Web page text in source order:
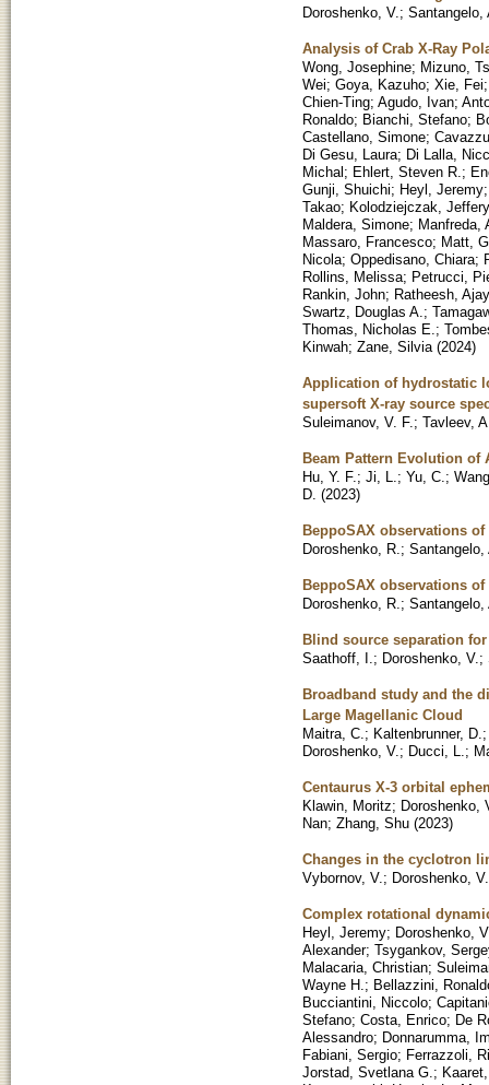
Doroshenko, V. ; Santangelo,
Analysis of Crab X-Ray
Wong, Josephine; Mizuno,
Wei; Goya, Kazuho; Xie, Fei
Chien-Ting; Agudo, Ivan;
Ronaldo; Bianchi, Stefano;
Castellano, Simone;
Di Gesu, Laura; Di Lalla,
Michal; Ehlert, Steven R. ;
Gunji, Shuichi; Heyl, Jeremy
Takao; Kolodziejczak,
Maldera, Simone; Manfreda,
Massaro, Francesco; Matt,
Nicola; Oppedisano, Chiara;
Rollins, Melissa; Petrucci,
Rankin, John; Ratheesh, Ajay
Swartz, Douglas A. ;
Thomas, Nicholas E. ;
Kinwah; Zane, Silvia (2024)
Application of hydrostatic
supersoft X-ray source
Suleimanov, V. F. ; Tavleev,
Beam Pattern Evolution of
Hu, Y. F. ; Ji, L. ; Yu, C. ;
D. (2023)
BeppoSAX observations
Doroshenko, R. ; Santangelo,
BeppoSAX observations of
Doroshenko, R. ; Santangelo,
Blind source separation
Saathoff, I. ; Doroshenko, V. ;
Broadband study and the
Large Magellanic Cloud
Maitra, C. ; Kaltenbrunner, D.
Doroshenko, V. ; Ducci, L. ;
Centaurus X-3 orbital
Klawin, Moritz; Doroshenko,
Nan; Zhang, Shu (2023)
Changes in the cyclotron
Vybornov, V. ; Doroshenko, V.
Complex rotational
Heyl, Jeremy; Doroshenko,
Alexander; Tsygankov,
Malacaria, Christian;
Wayne H. ; Bellazzini,
Bucciantini, Niccolo;
Stefano; Costa, Enrico; De
Alessandro; Donnarumma,
Fabiani, Sergio; Ferrazzoli,
Jorstad, Svetlana G. ;